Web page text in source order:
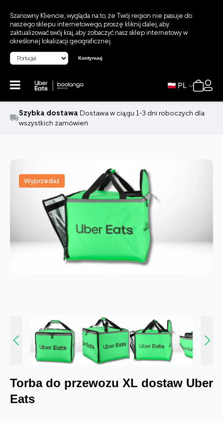
Szanowny Kliencie, wygląda na to, że Twój region nie pasuje do
naszego sklepu internetowego, proszę kliknij dalej, aby
zaktualizować swój kraj, aby zobaczyć nasz sklep internetowy w
określonej lokalizacji geograficznej.
Kontynuuj
PL
Szybka dostawa Dostawa w ciągu 1-3 dni roboczych dla
wszystkich zamówień
Wyprzedaż
Torba do przewozu XL dostaw Uber
Eats